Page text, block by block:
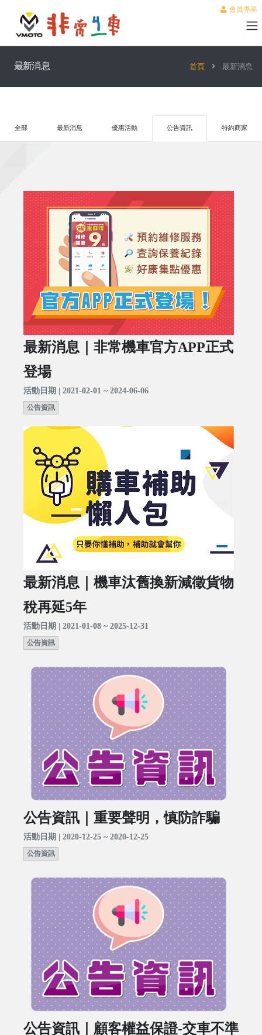
會員專區
最新消息 首頁 最新消息
全部 最新消息 優惠活動 公告資訊 特約商家
最新消息｜非常機車官方APP正式
登場
活動日期 | 2021-02-01 ~ 2024-06-06
公告資訊
最新消息｜機車汰舊換新減徵貨物
稅再延5年
活動日期 | 2021-01-08 ~ 2025-12-31
公告資訊
公告資訊｜重要聲明，慎防詐騙
活動日期 | 2020-12-25 ~ 2020-12-25
公告資訊
公告資訊｜顧客權益保證-交車不準